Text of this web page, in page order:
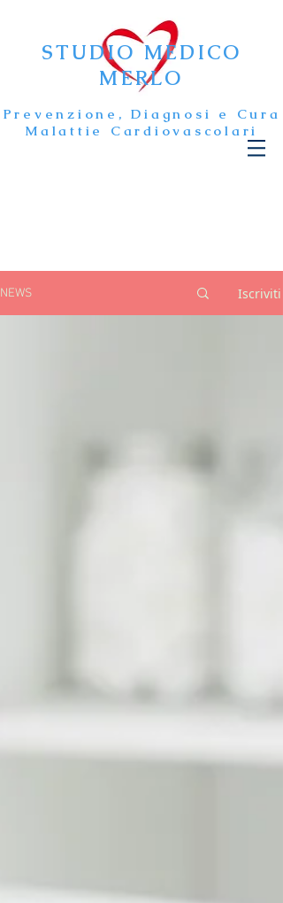
Prevenzione, Diagnosi e Cura
Malattie Cardiovascolari
STUDIO MEDICO
MERLO
NEWS Iscriviti